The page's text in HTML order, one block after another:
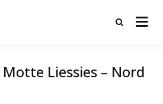
Tourisme et randonnées en Hauts
Liessies – Nord